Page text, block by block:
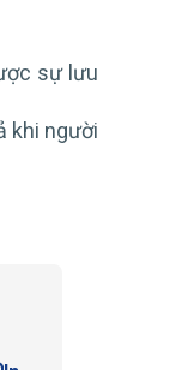
sự lưu
khi người